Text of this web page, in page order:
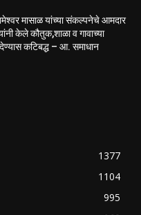
मासाळ यांच्या संकल्पनेचे आमदार
केले कौतुक,शाळा व गावाच्या
देण्यास कटिबद्ध – आ. समाधान
1377
1104
995